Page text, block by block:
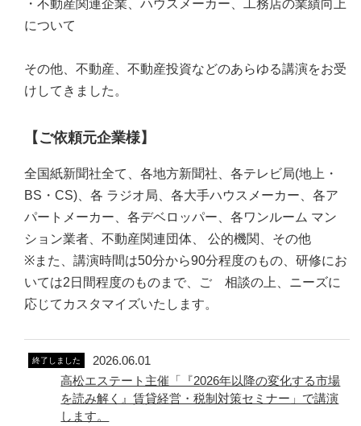
・不動産関連企業、ハウスメーカー、工務店の業績向上
について
その他、不動産、不動産投資などのあらゆる講演をお受
けしてきました。
【ご依頼元企業様】
全国紙新聞社全て、各地方新聞社、各テレビ局(地上・
BS・CS)、各 ラジオ局、各大手ハウスメーカー、各ア
パートメーカー、各デベロッパー、各ワンルーム マン
ション業者、不動産関連団体、 公的機関、その他
※また、講演時間は50分から90分程度のもの、研修にお
いては2日間程度のものまで、ご゙相談の上、ニーズに
応じてカスタマイズいたします。
終了しました
2026.06.01
高松エステート主催「『2026年以降の変化する市場
を読み解く』賃貸経営・税制対策セミナー」で講演
します。